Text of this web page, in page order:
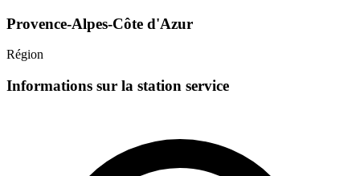
Provence-Alpes-Côte d'Azur
Région
Informations sur la station service